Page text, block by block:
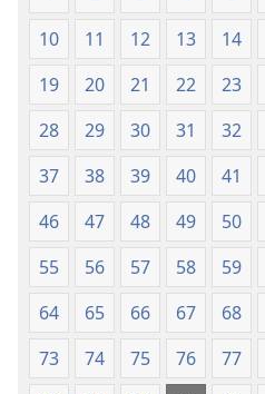
10
11 12 13 14
19
20 21 22 23
28
29 30 31 32
37
38 39 40 41
46
47 48 49 50
55
56 57 58 59
64
65 66 67 68
73
74 75 76 77